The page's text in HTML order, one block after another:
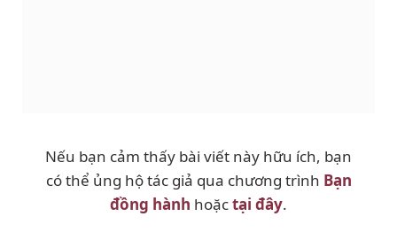
Nếu bạn cảm thấy bài viết này hữu ích, bạn
có thể ủng hộ tác giả qua chương trình Bạn
đồng hành hoặctại đây.